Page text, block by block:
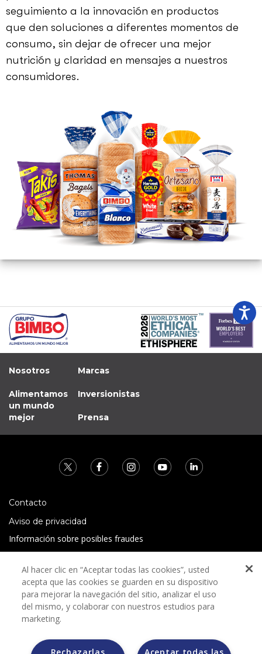
seguimiento a la innovación en productos
que den soluciones a diferentes momentos de
consumo, sin dejar de ofrecer una mejor
nutrición y claridad en mensajes a nuestros
consumidores.
Nosotros
Alimentamos
un mundo
mejor
Marcas
Inversionistas
Prensa
Contacto
Aviso de privacidad
Información sobre posibles fraudes
Términos y condiciones
Al hacer clic en “Aceptar todas las cookies”, usted
acepta que las cookies se guarden en su dispositivo
para mejorar la navegación del sitio, analizar el uso
del mismo, y colaborar con nuestros estudios para
marketing.